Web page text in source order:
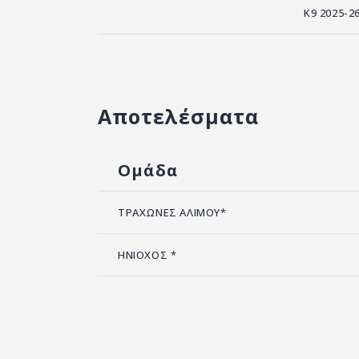
Κ9 2025-
Αποτελέσματα
Ομάδα
ΤΡΑΧΩΝΕΣ ΑΛΙΜΟΥ*
ΗΝΙΟΧΟΣ *